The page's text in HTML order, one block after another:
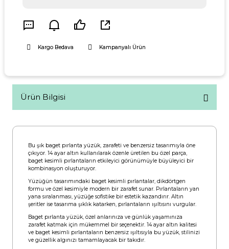
Kargo Bedava Kampanyalı Ürün
Ürün Bilgisi
Bu şık baget pırlanta yüzük, zarafeti ve benzersiz tasarımıyla öne
çıkıyor. 14 ayar altın kullanılarak özenle üretilen bu özel parça,
baget kesimli pırlantaların etkileyici görünümüyle büyüleyici bir
kombinasyon oluşturuyor.
Yüzüğün tasarımındaki baget kesimli pırlantalar, dikdörtgen
formu ve özel kesimiyle modern bir zarafet sunar. Pırlantaların yan
yana sıralanması, yüzüğe sofistike bir estetik kazandırır. Altın
şeritler ise tasarıma şıklık katarken, pırlantaların ışıltısını vurgular.
Baget pırlanta yüzük, özel anlarınıza ve günlük yaşamınıza
zarafet katmak için mükemmel bir seçenektir. 14 ayar altın kalitesi
ve baget kesimli pırlantaların benzersiz ışıltısıyla bu yüzük, stilinizi
ve güzellik algınızı tamamlayacak bir takıdır.